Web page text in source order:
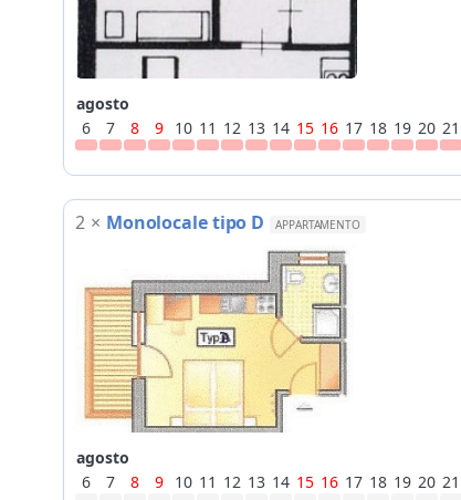
agosto
6
7 8 9 10 11 12 13 14 15 16 17 18 19 20 21
2 × Monolocale tipo D APPARTAMENTO
agosto
6
7 8 9 10 11 12 13 14 15 16 17 18 19 20 21